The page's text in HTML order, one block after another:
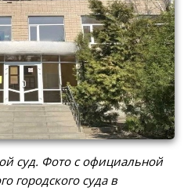
суд. Фото с официальной
городского суда в